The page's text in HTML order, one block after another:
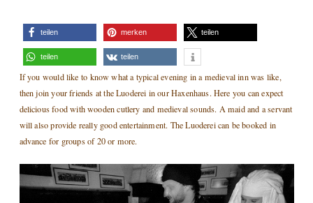
teilen merken teilen
teilen teilen
If you would like to know what a typical evening in a medieval inn was like,
then join your friends at the Luoderei in our Haxenhaus. Here you can expect
delicious food with wooden cutlery and medieval sounds. A maid and a servant
will also provide really good entertainment. The Luoderei can be booked in
advance for groups of 20 or more.